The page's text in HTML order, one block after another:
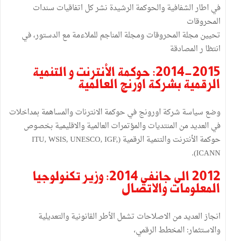
في اطار الشفافية والحوكمة الرشيدة نشر كل اتفاقيات سندات
المحروقات
تحيين مجلة المحروقات ومجلة المناجم للملاءمة مع الدستور، في
انتظا ر المصادقة
2014-2015: حوكمة الأنترنت و التنمية
الرقمية بشركة اورنج العالمية
وضع سياسة شركة اورونج في حوكمة الانترنات والمساهمة بمداخلات
في العديد من المنتديات والمؤتمرات العالمية والاقليمية بخصوص
حوكمة الأنترنت والتنمية الرقمية (ITU, WSIS, UNESCO, IGF,
ICANN).
2012 الى جانفي 2014: وزير تكنولوجيا
المعلومات والاتصال
انجاز العديد من الاصلاحات تشمل الأطر القانونية والتعديلية
والاستثمار: المخطط الرقمي،